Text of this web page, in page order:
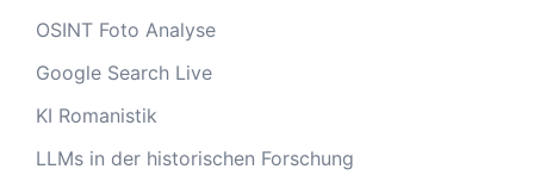
OSINT Foto Analyse
Google Search Live
KI Romanistik
LLMs in der historischen Forschung